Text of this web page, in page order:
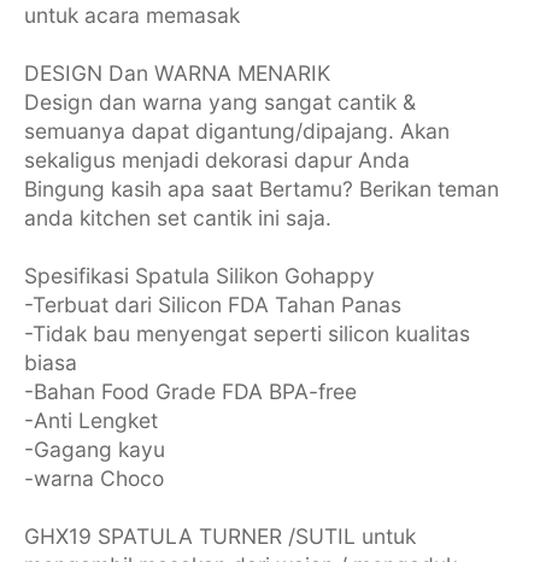
untuk acara memasak
DESIGN Dan WARNA MENARIK
Design dan warna yang sangat cantik &
semuanya dapat digantung/dipajang. Akan
sekaligus menjadi dekorasi dapur Anda
Bingung kasih apa saat Bertamu? Berikan teman
anda kitchen set cantik ini saja.
Spesifikasi Spatula Silikon Gohappy
-Terbuat dari Silicon FDA Tahan Panas
-Tidak bau menyengat seperti silicon kualitas
biasa
-Bahan Food Grade FDA BPA-free
-Anti Lengket
-Gagang kayu
-warna Choco
GHX19 SPATULA TURNER /SUTIL untuk